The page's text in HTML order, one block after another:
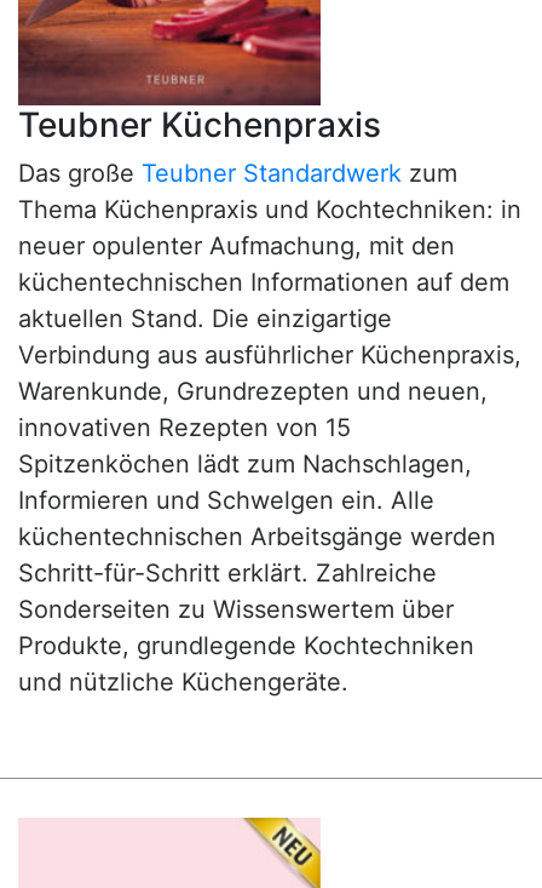
Teubner Küchenpraxis
Das große Teubner Standardwerk zum
Thema Küchenpraxis und Kochtechniken: in
neuer opulenter Aufmachung, mit den
küchentechnischen Informationen auf dem
aktuellen Stand. Die einzigartige
Verbindung aus ausführlicher Küchenpraxis,
Warenkunde, Grundrezepten und neuen,
innovativen Rezepten von 15
Spitzenköchen lädt zum Nachschlagen,
Informieren und Schwelgen ein. Alle
küchentechnischen Arbeitsgänge werden
Schritt-für-Schritt erklärt. Zahlreiche
Sonderseiten zu Wissenswertem über
Produkte, grundlegende Kochtechniken
und nützliche Küchengeräte.